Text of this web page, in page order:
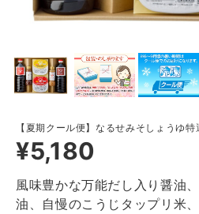
【夏期クール便】なるせみそしょうゆ
¥5,180
風味豊かな万能だし入り醤油
油、自慢のこうじタップリ米